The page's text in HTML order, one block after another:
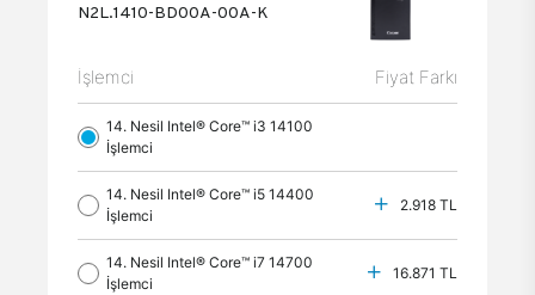
N2L.1410-BD00A-00A-K
İşlemci Fiyat Farkı
14. Nesil Intel® Core™ i3 14100
İşlemci
14. Nesil Intel® Core™ i5 14400
İşlemci
2.918 TL
14. Nesil Intel® Core™ i7 14700
İşlemci
16.871 TL